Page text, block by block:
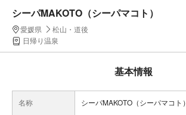
シーパMAKOTO（シーパマコト）
愛媛県
松山・道後
日帰り温泉
基本情報
名称 シーパMAKOTO（シーパマコト）